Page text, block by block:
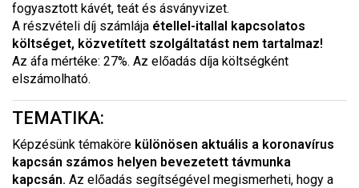
fogyasztott kávét, teát és ásványvizet.
A részvételi díj számlája étellel-itallal kapcsolatos
költséget, közvetített szolgáltatást nem tartalmaz!
Az áfa mértéke: 27%. Az előadás díja költségként
elszámolható.
TEMATIKA:
Képzésünk témaköre különösen aktuális a koronavírus
kapcsán számos helyen bevezetett távmunka
kapcsán. Az előadás segítségével megismerheti, hogy a